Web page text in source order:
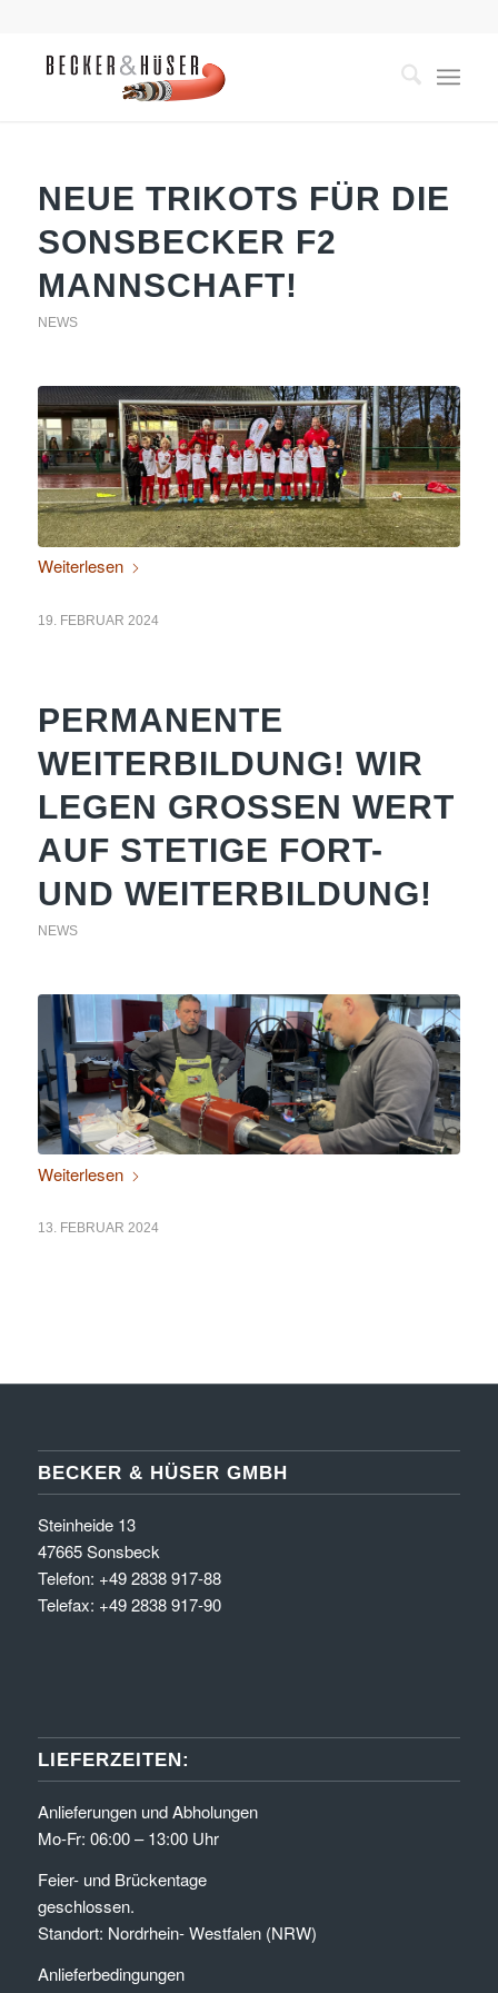
NEUE TRIKOTS FÜR DIE
SONSBECKER F2
MANNSCHAFT!
NEWS
Weiterlesen
19. FEBRUAR 2024
PERMANENTE
WEITERBILDUNG! WIR
LEGEN GROSSEN WERT A
UF STETIGE FORT- U
ND WEITERBILDUNG!
NEWS
Weiterlesen
13. FEBRUAR 2024
BECKER & HÜSER GMBH
Steinheide 13
47665 Sonsbeck
Telefon: +49 2838 917-88
Telefax: +49 2838 917-90
LIEFERZEITEN:
Anlieferungen und Abholungen
Mo-Fr: 06:00 – 13:00 Uhr
Feier- und Brückentage
geschlossen.
Standort: Nordrhein- Westfalen (NRW)
Anlieferbedingungen